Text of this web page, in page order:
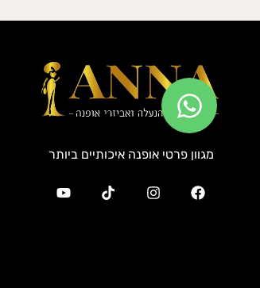
מגוון פרטי אופנה איכותיים ביותר